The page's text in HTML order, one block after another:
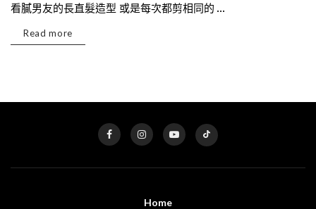
看膩男友的長直髮造型 或是每次都剪相同的 ...
Read more
Home